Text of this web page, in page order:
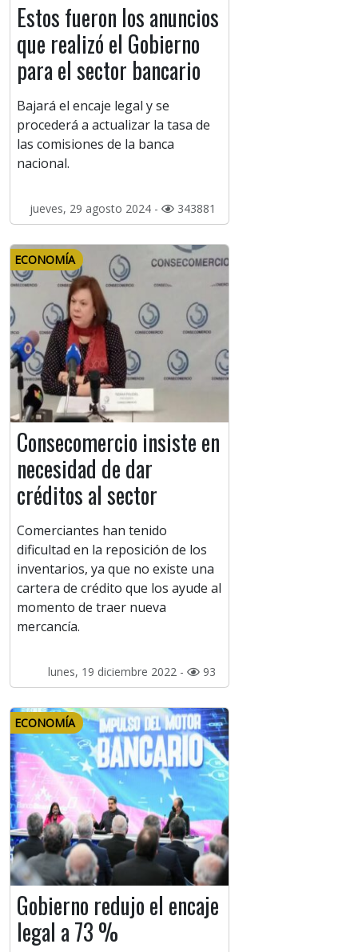
Estos fueron los anuncios
que realizó el Gobierno
para el sector bancario
Bajará el encaje legal y se
procederá a actualizar la tasa de
las comisiones de la banca
nacional.
jueves, 29 agosto 2024 - 343881
ECONOMÍA
Consecomercio insiste en
necesidad de dar
créditos al sector
Comerciantes han tenido
dificultad en la reposición de los
inventarios, ya que no existe una
cartera de crédito que los ayude al
momento de traer nueva
mercancía.
lunes, 19 diciembre 2022 - 93
ECONOMÍA
Gobierno redujo el encaje
legal a 73 %